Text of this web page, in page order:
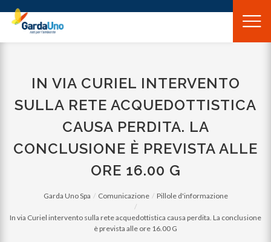
Gardauno
Spa
IN VIA CURIEL INTERVENTO
SULLA RETE ACQUEDOTTISTICA
CAUSA PERDITA. LA
CONCLUSIONE È PREVISTA ALLE
ORE 16.00 G
Garda Uno Spa Comunicazione Pillole d'informazione
In via Curiel intervento sulla rete acquedottistica causa perdita. La conclusione
è prevista alle ore 16.00 G